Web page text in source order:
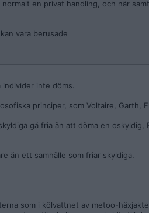
en privat handling, och när
vara berusade
mycket allvarligt brott och vill göra
klaras inte upp eller utreds
ett olösligt problem, vilket även
individer inte döms.
principer, som Voltaire, Garth,
gå fria än att döma en oskyldig,
än ett samhälle som friar skyldiga.
som i kölvattnet av metoo-